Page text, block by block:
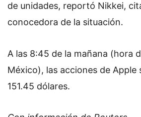
de unidades, reportó Nikkei,
conocedora de la situación.
A las 8:45 de la mañana (hora
México), las acciones de Apple
151.45 dólares.